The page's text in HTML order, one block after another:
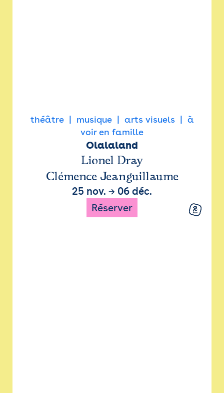
théâtre musique arts visuels
à
voir en famille
Olalaland
Lionel Dray
Clémence Jeanguillaume
25 nov. → 06 déc.
Réserver